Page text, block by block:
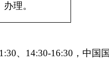
理。
、14:30-16:30，中国